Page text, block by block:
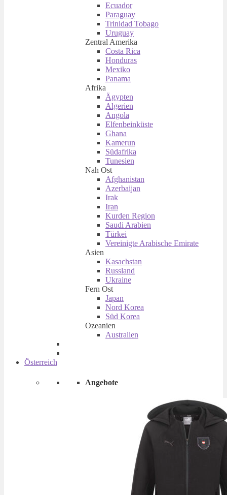
Ecuador
Paraguay
Trinidad Tobago
Uruguay
Zentral Amerika
Costa Rica
Honduras
Mexiko
Panama
Afrika
Ägypten
Algerien
Angola
Elfenbeinküste
Ghana
Kamerun
Südafrika
Tunesien
Nah Ost
Afghanistan
Azerbaijan
Irak
Iran
Kurden Region
Saudi Arabien
Türkei
Vereinigte Arabische Emirate
Asien
Kasachstan
Russland
Ukraine
Fern Ost
Japan
Nord Korea
Süd Korea
Ozeanien
Australien
Österreich
Angebote